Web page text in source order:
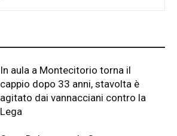
In aula a Montecitorio torna il
cappio dopo 33 anni, stavolta è
agitato dai vannacciani contro la
Lega